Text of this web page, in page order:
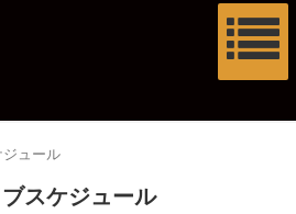
ジュール
スケジュール